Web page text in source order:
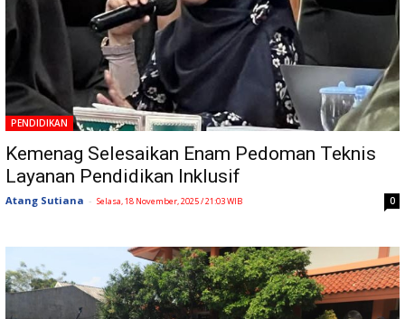
PENDIDIKAN
Kemenag Selesaikan Enam Pedoman Teknis
Layanan Pendidikan Inklusif
Atang Sutiana - Selasa, 18 November, 2025 / 21:03 WIB 0